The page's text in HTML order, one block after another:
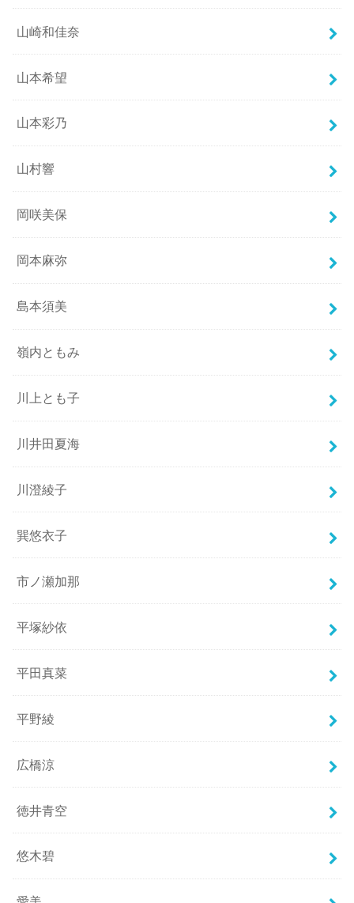
山崎和佳奈
山本希望
山本彩乃
山村響
岡咲美保
岡本麻弥
島本須美
嶺内ともみ
川上とも子
川井田夏海
川澄綾子
巽悠衣子
市ノ瀬加那
平塚紗依
平田真菜
平野綾
広橋涼
徳井青空
悠木碧